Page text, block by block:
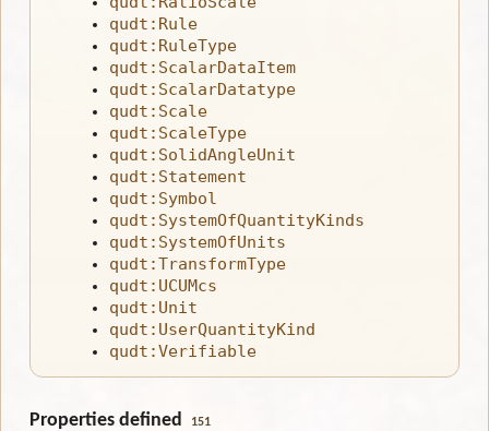
qudt:Rule
qudt:RuleType
qudt:ScalarDataItem
qudt:ScalarDatatype
qudt:Scale
qudt:ScaleType
qudt:SolidAngleUnit
qudt:Statement
qudt:Symbol
qudt:SystemOfQuantityKinds
qudt:SystemOfUnits
qudt:TransformType
qudt:UCUMcs
qudt:Unit
qudt:UserQuantityKind
qudt:Verifiable
Properties defined 151